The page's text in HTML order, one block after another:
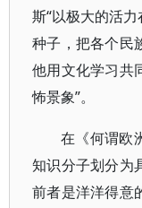
斯“以极大的活
种子，把各个民
他用文化学习共
怖景象”。
在《何谓欧
知识分子划分为
前者是洋洋得意